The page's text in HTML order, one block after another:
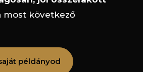
most következő
példányod